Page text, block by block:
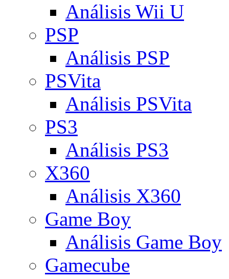
Análisis Wii U
PSP
Análisis PSP
PSVita
Análisis PSVita
PS3
Análisis PS3
X360
Análisis X360
Game Boy
Análisis Game Boy
Gamecube